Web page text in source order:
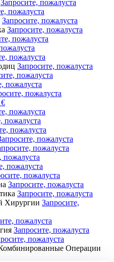
Запросите, пожалуста
пожалуста
Запросите, пожалуста
Запросите, пожалуста
пожалуста
пожалуста
Запросите, пожалуста
пожалуста
пожалуста
пожалуста
пожалуста
пожалуста
пожалуста
пожалуста
пожалуста
пожалуста
пожалуста
пожалуста
Запросите, пожалуста
Запросите, пожалуста
Хирургии Запросите,
пожалуста
Запросите, пожалуста
пожалуста
Операции